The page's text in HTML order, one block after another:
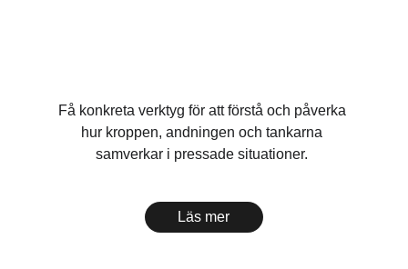
Få konkreta verktyg för att förstå och påverka
hur kroppen, andningen och tankarna
samverkar i pressade situationer.
Läs mer